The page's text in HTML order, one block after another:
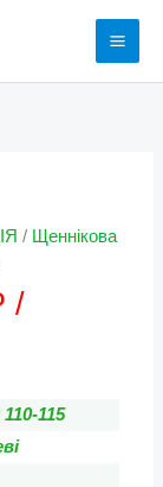
/ Щеннікова
/
115
до